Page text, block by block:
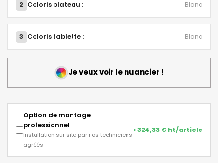
2 Coloris plateau : Blanc
3 Coloris tablette : Blanc
Je veux voir le nuancier !
Option de montage
professionnel
Installation sur site par nos techniciens
agréés
+324,33 € ht/article